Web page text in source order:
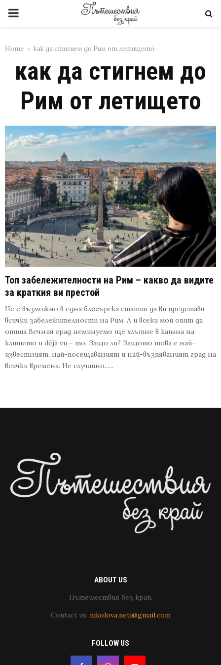
PRIMARY
Home как да стигнем до Рим от летището
как да стигнем до
Рим от летището
Топ забележителности на Рим – какво да видите
за краткия ви престой
Не е възможно в една блогърска статия да ви представя
всички забележителности на Рим. А и всеки мой опит да
опиша Вечния град неминуемо ще хлътне в капана на
клишето и déjà vu – то. Защо ли? Защото това е най-
известният, най-посещаваният и най-възпяваният град на
всички времена. Не случайно......
ABOUT US
Пътешествия без край.
Contact us: nikolova.neti@gmail.com
FOLLOW US